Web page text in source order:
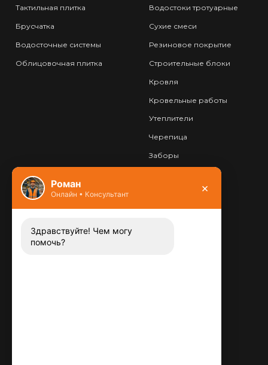
Тактильная плитка
Брусчатка
Водосточные системы
Облицовочная плитка
Водостоки тротуарные
Сухие смеси
Резиновое покрытие
Строительные блоки
Кровля
Кровельные работы
Утеплители
Черепица
Заборы
Контакты
Заказать звонок
Роман
Онлайн • Консультант ×
Здравствуйте! Чем могу
помочь?